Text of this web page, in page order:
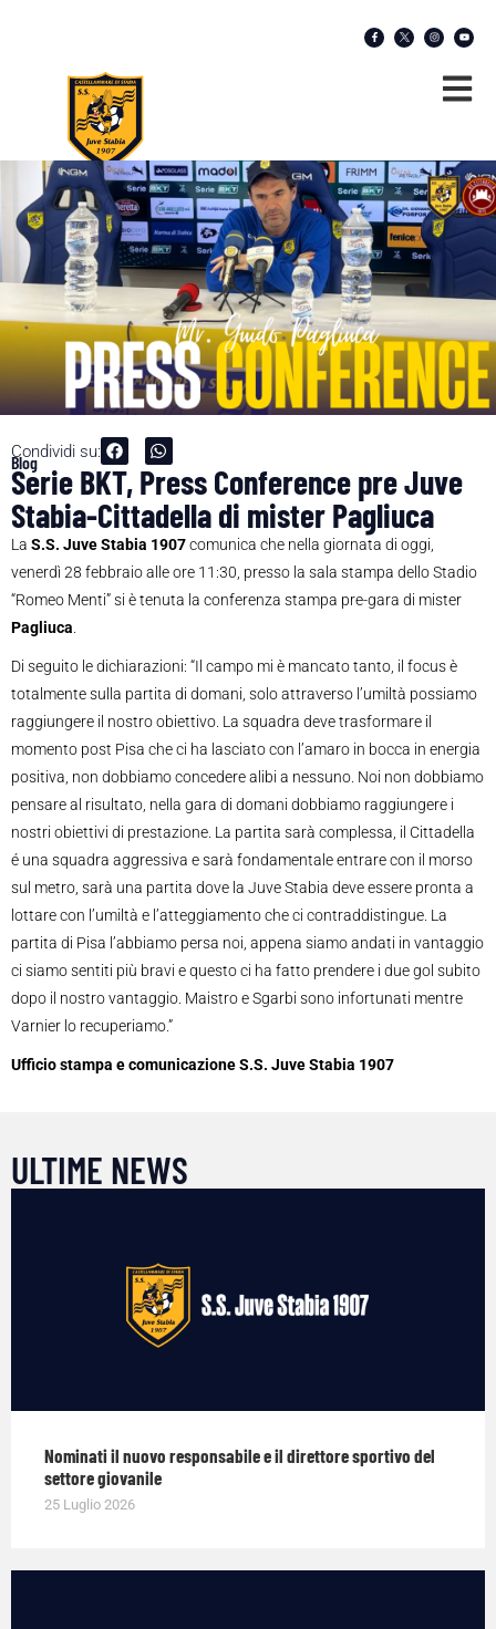
Condividi su:
Blog
Serie BKT, Press Conference pre Juve
Stabia-Cittadella di mister Pagliuca
La S.S. Juve Stabia 1907comunica che nella giornata di oggi,
venerdì 28 febbraio alle ore 11:30, presso la sala stampa dello Stadio
“Romeo Menti” si è tenuta la conferenza stampa pre-gara di mister
Pagliuca
Di seguito le dichiarazioni: “Il campo mi è mancato tanto, il focus è
totalmente sulla partita di domani, solo attraverso l’umiltà possiamo
raggiungere il nostro obiettivo. La squadra deve trasformare il
momento post Pisa che ci ha lasciato con l’amaro in bocca in energia
positiva, non dobbiamo concedere alibi a nessuno. Noi non dobbiamo
pensare al risultato, nella gara di domani dobbiamo raggiungere i
nostri obiettivi di prestazione. La partita sarà complessa, il Cittadella
é una squadra aggressiva e sarà fondamentale entrare con il morso
sul metro, sarà una partita dove la Juve Stabia deve essere pronta a
lottare con l’umiltà e l’atteggiamento che ci contraddistingue. La
partita di Pisa l’abbiamo persa noi, appena siamo andati in vantaggio
ci siamo sentiti più bravi e questo ci ha fatto prendere i due gol subito
dopo il nostro vantaggio. Maistro e Sgarbi sono infortunati mentre
Varnier lo recuperiamo.”
Ufficio stampa e comunicazione S.S. Juve Stabia 1907
ULTIME NEWS
Nominati il nuovo responsabile e il direttore sportivo del
settore giovanile
25 Luglio 2026